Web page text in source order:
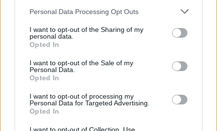
Personal Data Processing Opt Outs
I want to opt-out of the Sharing of my
personal data.
Opted In
I want to opt-out of the Sale of my
Personal Data.
Opted In
I want to opt-out of processing my
Personal Data for Targeted Advertising.
Opted In